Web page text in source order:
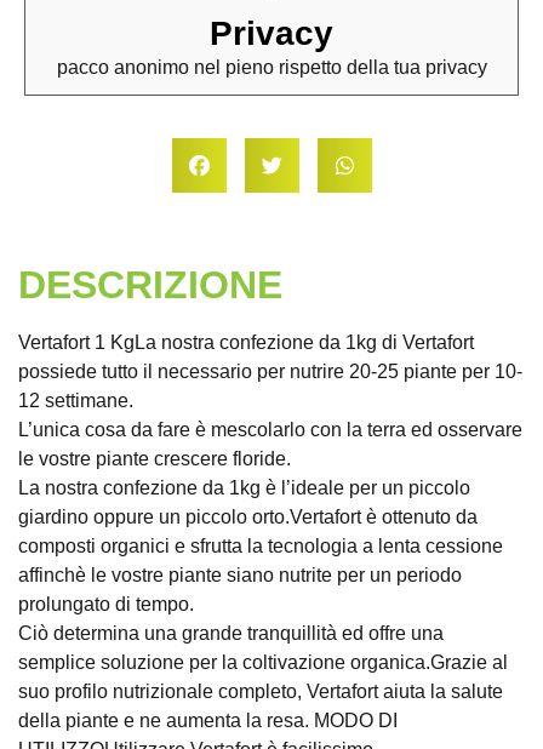
Privacy
pacco anonimo nel pieno rispetto della tua privacy
DESCRIZIONE
Vertafort 1 KgLa nostra confezione da 1kg di Vertafort
possiede tutto il necessario per nutrire 20-25 piante per 10-
12 settimane.
L’unica cosa da fare è mescolarlo con la terra ed osservare
le vostre piante crescere floride.
La nostra confezione da 1kg è l’ideale per un piccolo
giardino oppure un piccolo orto.Vertafort è ottenuto da
composti organici e sfrutta la tecnologia a lenta cessione
affinchè le vostre piante siano nutrite per un periodo
prolungato di tempo.
Ciò determina una grande tranquillità ed offre una
semplice soluzione per la coltivazione organica.Grazie al
suo profilo nutrizionale completo, Vertafort aiuta la salute
della piante e ne aumenta la resa. MODO DI